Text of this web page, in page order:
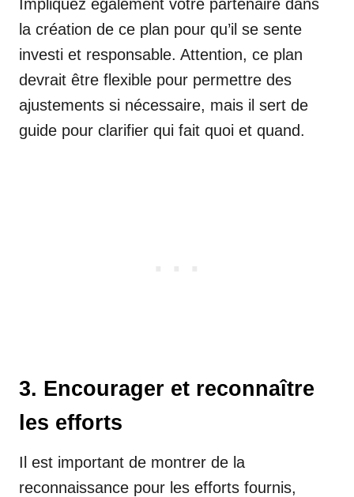
Impliquez également votre partenaire dans
la création de ce plan pour qu’il se sente
investi et responsable. Attention, ce plan
devrait être flexible pour permettre des
ajustements si nécessaire, mais il sert de
guide pour clarifier qui fait quoi et quand.
3. Encourager et reconnaître
les efforts
Il est important de montrer de la
reconnaissance pour les efforts fournis,